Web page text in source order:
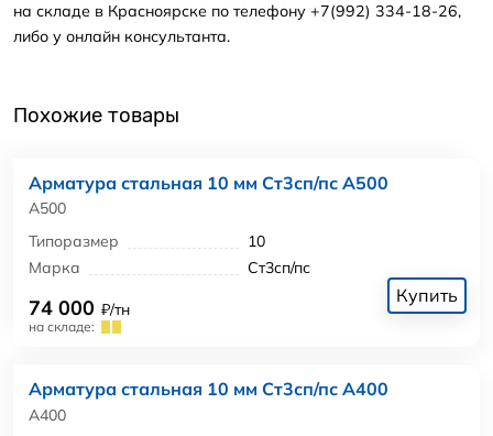
на складе в Красноярске по телефону +7(992) 334-18-26,
либо у онлайн консультанта.
Похожие товары
Арматура стальная 10 мм Ст3сп/пс А500
А500
Типоразмер
10
Марка
Ст3сп/пс
74 000 ₽/тн
на складе:
Купить
Арматура стальная 10 мм Ст3сп/пс А400
А400